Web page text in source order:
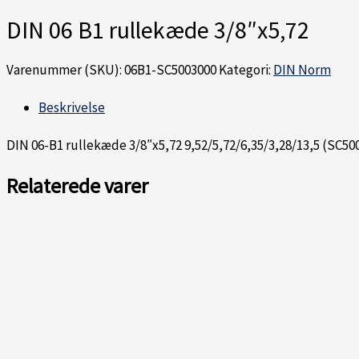
DIN 06 B1 rullekæde 3/8″x5,72
Varenummer (SKU):06B1-SC5003000Kategori: DIN Norm
Beskrivelse
DIN 06-B1 rullekæde 3/8″x5,72 9,52/5,72/6,35/3,28/13,5
Relaterede varer